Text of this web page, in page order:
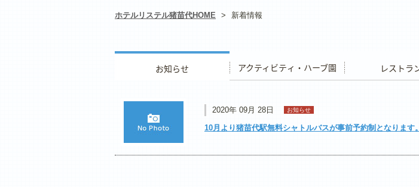
ホテルリステル猪苗代HOME > 新着情報
2020年 09月 28日 お知らせ
10月より猪苗代駅無料シャトルバスが事前予約制となります。